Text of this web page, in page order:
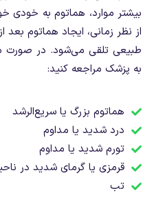
بیشتر موارد، هماتوم به خودی
طبیعی تلقی می‌شود. در صورت
به پزشک مراجعه کنید:
هماتوم بزرگ یا سریع‌الرشد
درد شدید یا مداوم
تورم شدید یا مداوم
قرمزی یا گرمای شدید در
تب